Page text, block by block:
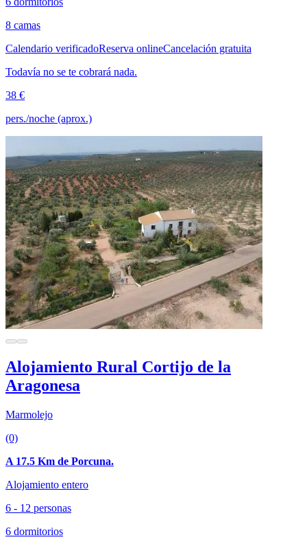
8 camas
Calendario verificadoReserva onlineCancelación gratuita
Todavía no se te cobrará nada.
38 €
pers./noche (aprox.)
Alojamiento Rural Cortijo de la
Aragonesa
Marmolejo
(0)
A 17.5 Km de Porcuna.
Alojamiento entero
6 - 12 personas
6 dormitorios